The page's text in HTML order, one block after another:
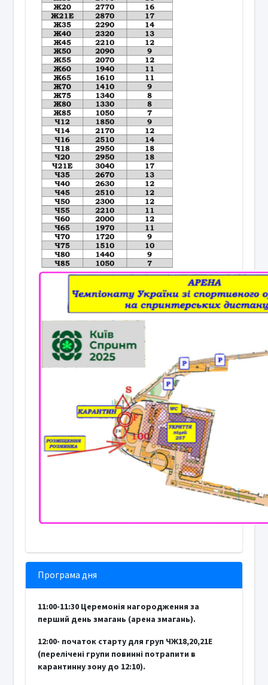
Програма дня
11:00-11:30 Церемонія нагородження за
перший день змагань (арена змагань).
12:00- початок старту для груп ЧЖ18,20,21Е
(перелічені групи повинні потрапити в
карантинну зону до 12:10).